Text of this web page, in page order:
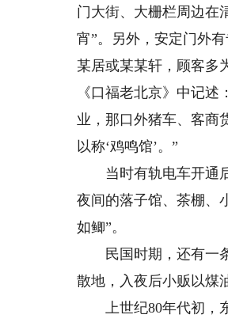
门大街、大栅栏周边在
宵”。另外，安定门外
某居或某某轩，顾客多
《口福老北京》中记
业，那口外猪车、客商
以称‘鸡鸣馆’。”
当时有轨电车开通后
夜间的落子馆、茶棚、
如鲫”。
民国时期，还有一条
散地，入夜后小贩以煤
上世纪80年代初，东